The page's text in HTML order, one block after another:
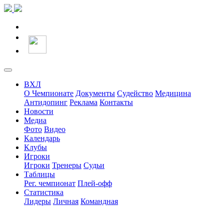
ВХЛ
О Чемпионате Документы Судейство Медицина
Антидопинг Реклама Контакты
Новости
Медиа
Фото Видео
Календарь
Клубы
Игроки
Игроки Тренеры Судьи
Таблицы
Рег. чемпионат Плей-офф
Статистика
Лидеры Личная Командная